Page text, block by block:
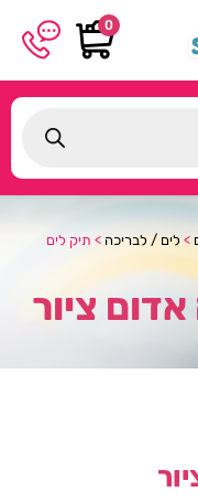
0
> לים / לבריכה > תיק לים
ציור